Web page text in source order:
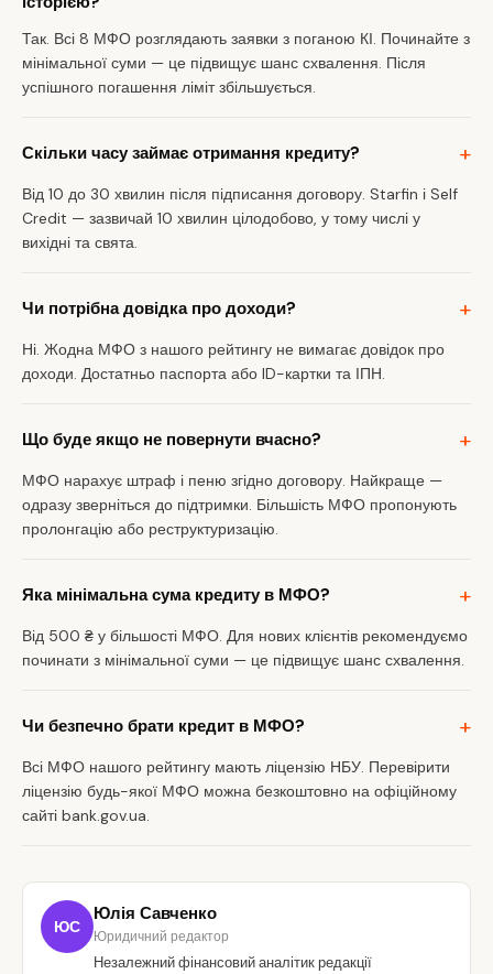
Так. Всі 8 МФО розглядають заявки з поганою КІ. Починайте з
мінімальної суми — це підвищує шанс схвалення. Після
успішного погашення ліміт збільшується.
Скільки часу займає отримання кредиту?
Від 10 до 30 хвилин після підписання договору. Starfin і Self
Credit — зазвичай 10 хвилин цілодобово, у тому числі у
вихідні та свята.
Чи потрібна довідка про доходи?
Ні. Жодна МФО з нашого рейтингу не вимагає довідок про
доходи. Достатньо паспорта або ID-картки та ІПН.
Що буде якщо не повернути вчасно?
МФО нарахує штраф і пеню згідно договору. Найкраще —
одразу зверніться до підтримки. Більшість МФО пропонують
пролонгацію або реструктуризацію.
Яка мінімальна сума кредиту в МФО?
Від 500 ₴ у більшості МФО. Для нових клієнтів рекомендуємо
починати з мінімальної суми — це підвищує шанс схвалення.
Чи безпечно брати кредит в МФО?
Всі МФО нашого рейтингу мають ліцензію НБУ. Перевірити
ліцензію будь-якої МФО можна безкоштовно на офіційному
сайті bank.gov.ua.
ЮС
Юлія Савченко
Юридичний редактор
Незалежний фінансовий аналітик редакції